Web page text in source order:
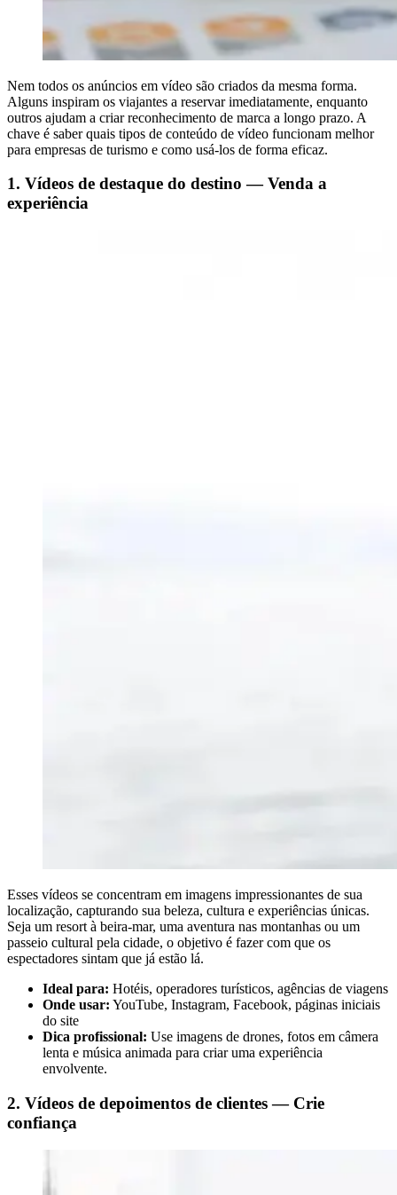
Nem todos os anúncios em vídeo são criados da mesma forma.
Alguns inspiram os viajantes a reservar imediatamente, enquanto
outros ajudam a criar reconhecimento de marca a longo prazo. A
chave é saber quais tipos de conteúdo de vídeo funcionam melhor
para empresas de turismo e como usá-los de forma eficaz.
1. Vídeos de destaque do destino — Venda a
experiência
Esses vídeos se concentram em imagens impressionantes de sua
localização, capturando sua beleza, cultura e experiências únicas.
Seja um resort à beira-mar, uma aventura nas montanhas ou um
passeio cultural pela cidade, o objetivo é fazer com que os
espectadores sintam que já estão lá.
Ideal para: Hotéis, operadores turísticos, agências de viagens
Onde usar: YouTube, Instagram, Facebook, páginas iniciais
do site
Dica profissional: Use imagens de drones, fotos em câmera
lenta e música animada para criar uma experiência
envolvente.
2. Vídeos de depoimentos de clientes — Crie
confiança